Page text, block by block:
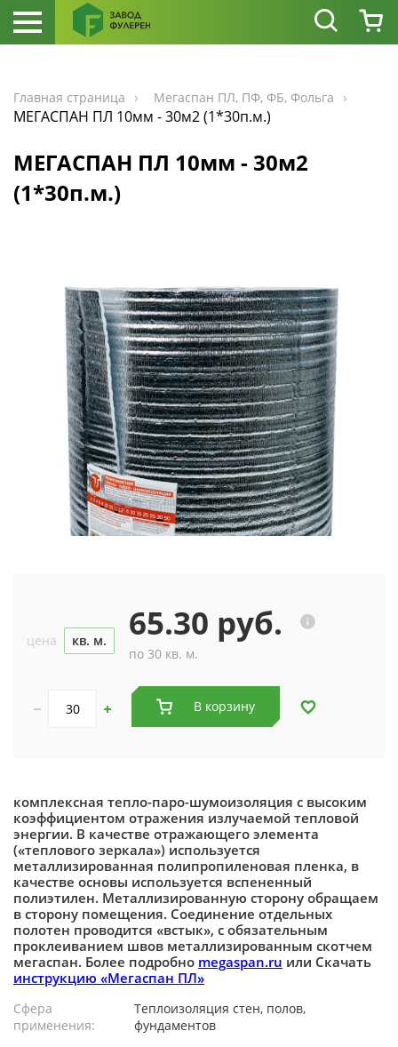
Главная страница Мегаспан ПЛ, ПФ, ФБ, Фольга
МЕГАСПАН ПЛ 10мм - 30м2 (1*30п.м.)
МЕГАСПАН ПЛ 10мм - 30м2
(1*30п.м.)
цена кв. м. 65.30 руб.
по 30 кв. м.
В корзину
комплексная тепло-паро-шумоизоляция с высоким
коэффициентом отражения излучаемой тепловой
энергии. В качестве отражающего элемента
(«теплового зеркала») используется
металлизированная полипропиленовая пленка, в
качестве основы используется вспененный
полиэтилен. Металлизированную сторону обращаем
в сторону помещения. Соединение отдельных
полотен проводится «встык», с обязательным
проклеиванием швов металлизированным скотчем
мегаспан. Более подробно megaspan.ru или Скачать
инструкцию «Мегаспан ПЛ»
Сфера
применения:
Теплоизоляция стен, полов,
фундаментов